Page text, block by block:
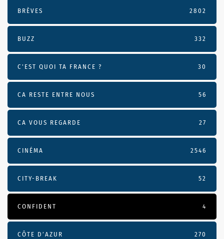
BRÈVES 2802
BUZZ 332
C'EST QUOI TA FRANCE ? 30
CA RESTE ENTRE NOUS 56
CA VOUS REGARDE 27
CINÉMA 2546
CITY-BREAK 52
CONFIDENT 4
CÔTE D’AZUR 270